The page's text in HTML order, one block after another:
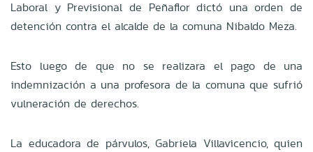
Laboral y Previsional de Peñaflor dictó una orden de
detención contra el alcalde de la comuna Nibaldo Meza.
Esto luego de que no se realizara el pago de una
indemnización a una profesora de la comuna que sufrió
vulneración de derechos.
La educadora de párvulos, Gabriela Villavicencio, quien